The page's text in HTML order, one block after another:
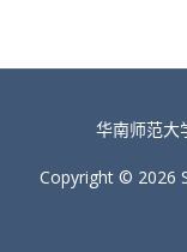
华南师范大
Copyright © 2026